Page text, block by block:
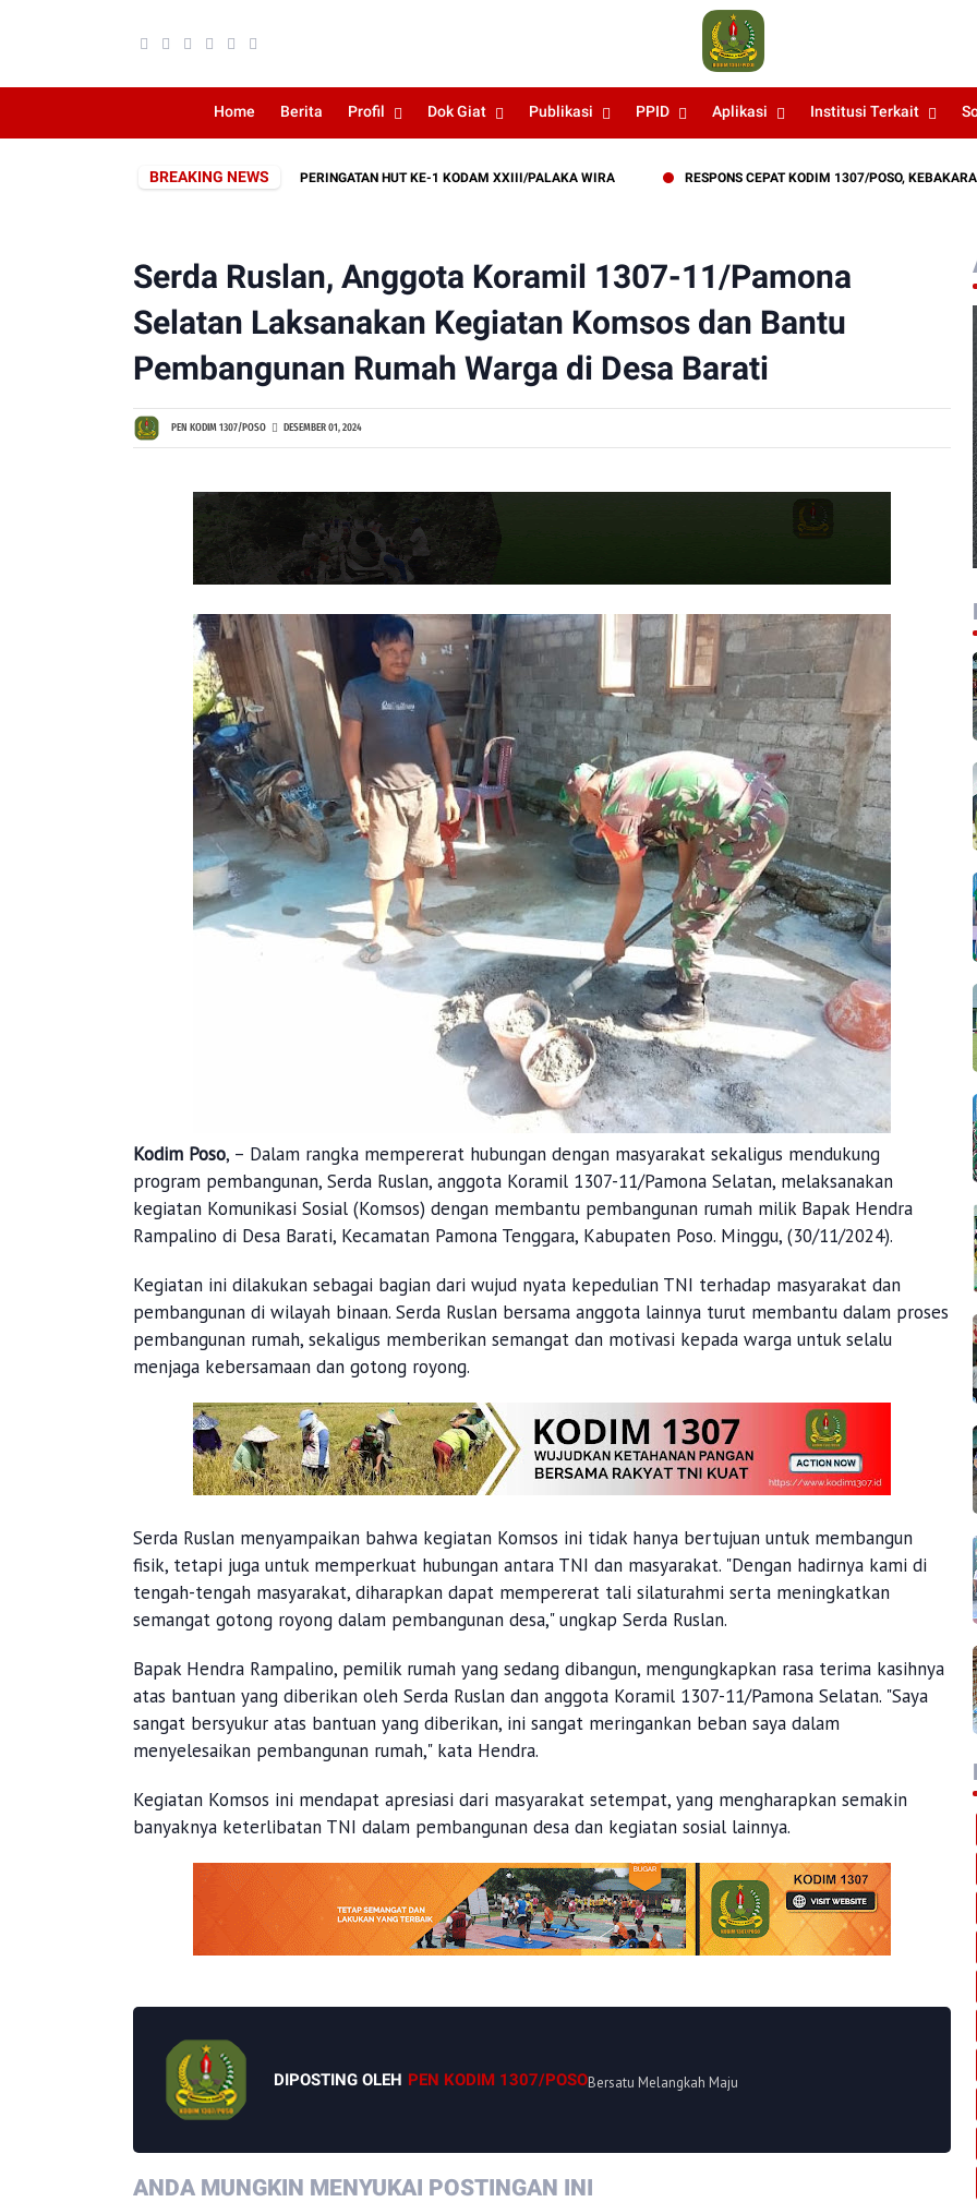
Home Berita Profil Dok Giat Publikasi PPID Aplikasi Institusi Terkait
BREAKING NEWS
ROMBONGAN SEBAGAI RANGKAIAN PERINGATAN HUT KE-1 KODAM XXIII/PALAKA WIRA RESPONS CEPAT KODIM 1307/POSO, KEBAKARAN
Serda Ruslan, Anggota Koramil 1307-11/Pamona
Selatan Laksanakan Kegiatan Komsos dan Bantu
Pembangunan Rumah Warga di Desa Barati
PEN KODIM 1307/POSO DESEMBER 01, 2024
Kodim Poso, – Dalam rangka mempererat hubungan dengan masyarakat sekaligus mendukung
program pembangunan, Serda Ruslan, anggota Koramil 1307-11/Pamona Selatan, melaksanakan
kegiatan Komunikasi Sosial (Komsos) dengan membantu pembangunan rumah milik Bapak Hendra
Rampalino di Desa Barati, Kecamatan Pamona Tenggara, Kabupaten Poso. Minggu, (30/11/2024).
Kegiatan ini dilakukan sebagai bagian dari wujud nyata kepedulian TNI terhadap masyarakat dan
pembangunan di wilayah binaan. Serda Ruslan bersama anggota lainnya turut membantu dalam proses
pembangunan rumah, sekaligus memberikan semangat dan motivasi kepada warga untuk selalu
menjaga kebersamaan dan gotong royong.
Serda Ruslan menyampaikan bahwa kegiatan Komsos ini tidak hanya bertujuan untuk membangun
fisik, tetapi juga untuk memperkuat hubungan antara TNI dan masyarakat. "Dengan hadirnya kami di
tengah-tengah masyarakat, diharapkan dapat mempererat tali silaturahmi serta meningkatkan
semangat gotong royong dalam pembangunan desa," ungkap Serda Ruslan.
Bapak Hendra Rampalino, pemilik rumah yang sedang dibangun, mengungkapkan rasa terima kasihnya
atas bantuan yang diberikan oleh Serda Ruslan dan anggota Koramil 1307-11/Pamona Selatan. "Saya
sangat bersyukur atas bantuan yang diberikan, ini sangat meringankan beban saya dalam
menyelesaikan pembangunan rumah," kata Hendra.
Kegiatan Komsos ini mendapat apresiasi dari masyarakat setempat, yang mengharapkan semakin
banyaknya keterlibatan TNI dalam pembangunan desa dan kegiatan sosial lainnya.
DIPOSTING OLEH PEN KODIM 1307/POSOBersatu Melangkah Maju
ANDA MUNGKIN MENYUKAI POSTINGAN INI